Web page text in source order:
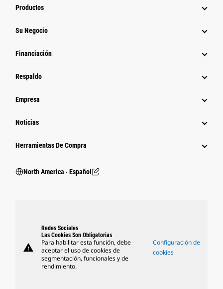
Productos
Su Negocio
Financiación
Respaldo
Empresa
Noticias
Herramientas De Compra
North America ‧ Español
warning
Redes Sociales
Las Cookies Son Obligatorias
Para habilitar esta función, debe
aceptar el uso de cookies de
segmentación, funcionales y de
rendimiento.
Configuración de
cookies